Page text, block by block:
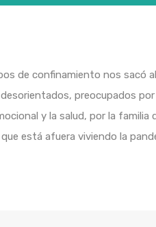
de confinamiento nos sacó
preocupados
y la salud, por la familia
está afuera viviendo la